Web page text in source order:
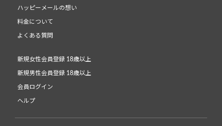
ハッピーメールの想い
料金について
よくある質問
新規女性会員登録 18歳以上
新規男性会員登録 18歳以上
会員ログイン
ヘルプ